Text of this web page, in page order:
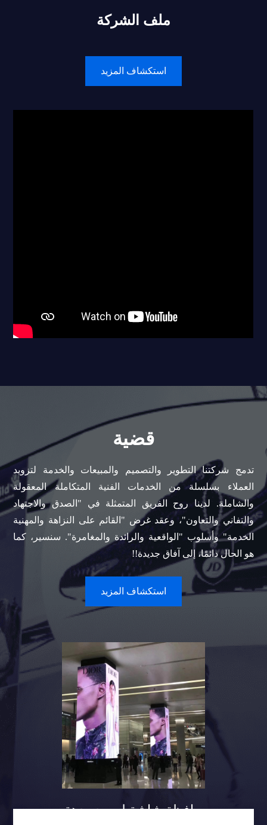
ملف الشركة
استكشاف المزيد
قضية
تدمج شركتنا التطوير والتصميم والمبيعات والخدمة لتزويد
العملاء بسلسلة من الخدمات الفنية المتكاملة المعقولة
والشاملة. لدينا روح الفريق المتمثلة في "الصدق والاجتهاد
والتفاني والتعاون"، وعقد غرض "القائم على النزاهة والمهنية
الخدمة" وأسلوب "الواقعية والرائدة والمغامرة". سنسير، كما
هو الحال دائمًا، إلى آفاق جديدة!!
استكشاف المزيد
حافظة شاشة لعمود ردهة